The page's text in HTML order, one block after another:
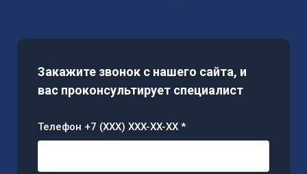
Закажите звонок с нашего сайта, и
вас проконсультирует специалист
Телефон +7 (XXX) XXX-XX-XX *